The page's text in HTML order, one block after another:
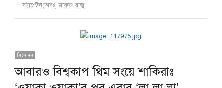
Author
ক্যাপ্টেন(অবঃ) মারুফ রাজু
বিনোদন
আবারও বিশ্বকাপ থিম সংয়ে শাকিরাঃ